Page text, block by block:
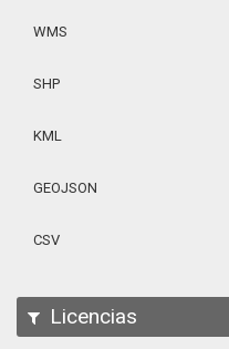
WMS
SHP
KML
GEOJSON
CSV
Licencias